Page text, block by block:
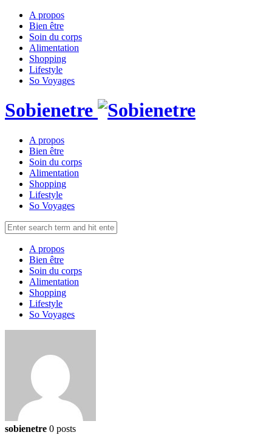
A propos
Bien être
Soin du corps
Alimentation
Shopping
Lifestyle
So Voyages
Sobienetre
A propos
Bien être
Soin du corps
Alimentation
Shopping
Lifestyle
So Voyages
A propos
Bien être
Soin du corps
Alimentation
Shopping
Lifestyle
So Voyages
sobienetre 0 posts